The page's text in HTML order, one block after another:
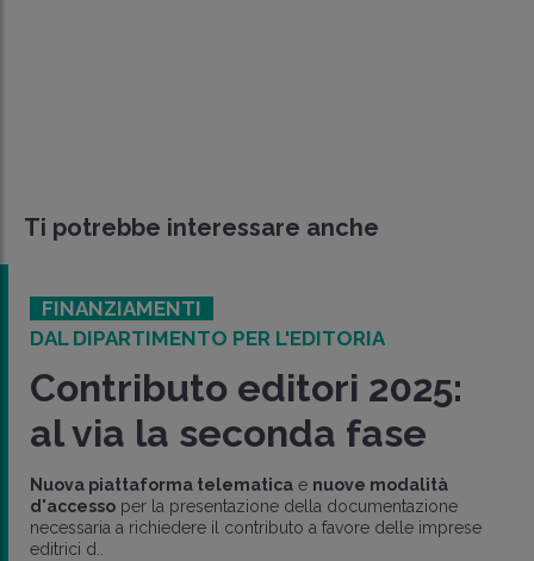
Ti potrebbe interessare anche
FINANZIAMENTI
DAL DIPARTIMENTO PER L'EDITORIA
Contributo editori 2025:
al via la seconda fase
Nuova piattaforma telematica e nuove modalità
d'accesso per la presentazione della documentazione
necessaria a richiedere il contributo a favore delle imprese
editrici d..